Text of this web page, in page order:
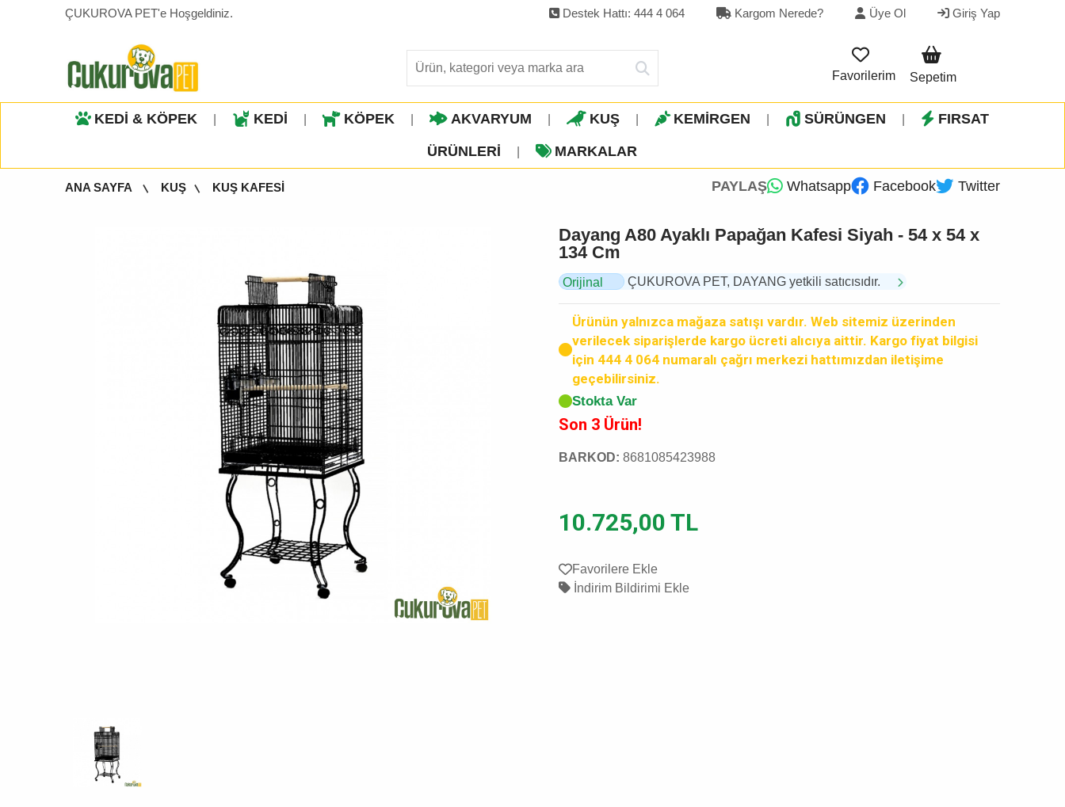
ÇUKUROVA PET'e Hoşgeldiniz. Destek Hattı: 444 4 064 Kargom Nerede? Üye Ol Giriş Yap
Favorilerim Sepetim
KEDİ & KÖPEK KEDİ KÖPEK AKVARYUM KUŞ KEMİRGEN SÜRÜNGEN FIRSAT
ÜRÜNLERI MARKALAR
ANA SAYFA KUŞ KUŞ KAFESİ PAYLAŞ Whatsapp Facebook Twitter
Dayang A80 Ayaklı Papağan Kafesi Siyah - 54 x 54 x
134 Cm
Orijinal
ÇUKUROVA PET, DAYANG yetkili satıcısıdır.
Ürünün yalnızca mağaza satışı vardır. Web sitemiz üzerinden
verilecek siparişlerde kargo ücreti alıcıya aittir. Kargo fiyat bilgisi
için 444 4 064 numaralı çağrı merkezi hattımızdan iletişime
geçebilirsiniz.
Stokta Var
Son 3 Ürün!
BARKOD: 8681085423988
10.725,00 TL
Favorilere Ekle
İndirim Bildirimi Ekle